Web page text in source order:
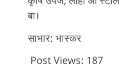
बा।
साभार: भास्कर
Post Views: 187